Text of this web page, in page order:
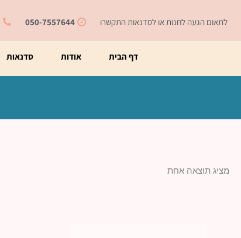
לתוכן
050-7557644 לתאום הגעה לחנות או לסדנאות התקשרו
דף הבית אודות סדנאות
מציג תוצאה אחת